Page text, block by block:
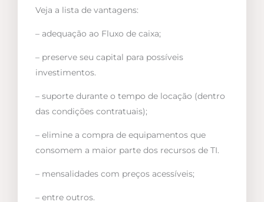
Veja a lista de vantagens:
– adequação ao Fluxo de caixa;
– preserve seu capital para possíveis
investimentos.
– suporte durante o tempo de locação (dentro
das condições contratuais);
– elimine a compra de equipamentos que
consomem a maior parte dos recursos de TI.
– mensalidades com preços acessíveis;
– entre outros.